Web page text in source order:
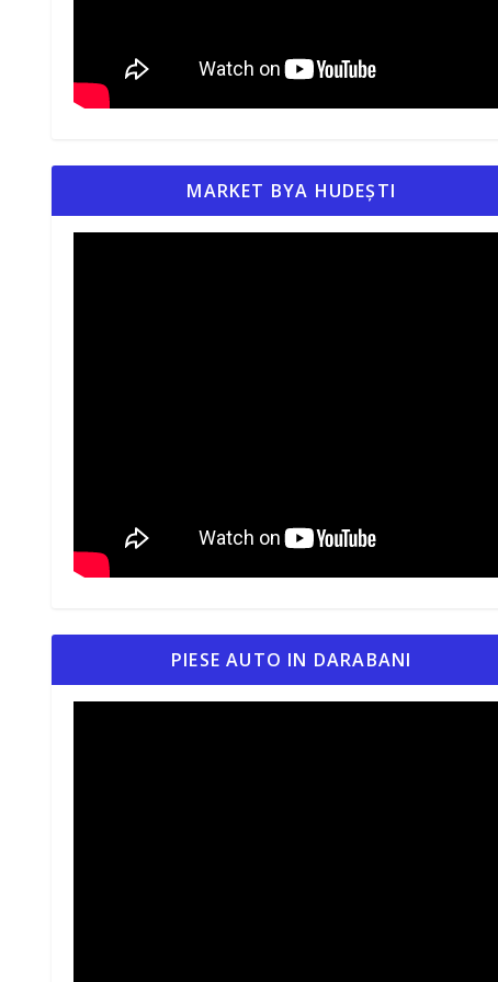
MARKET BYA HUDEȘTI
PIESE AUTO IN DARABANI